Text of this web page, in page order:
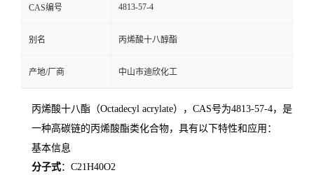
留
言
CAS编号 4813-57-4
别名 丙烯酸十八醇酯
产地/厂商 中山市迪欣化工
丙烯酸十八酯（Octadecyl acrylate），CAS号为4813-57-4，是
一种高碳链的丙烯酸酯类化合物，具有以下特性和应用：
基本信息
分子式：C21H40O2